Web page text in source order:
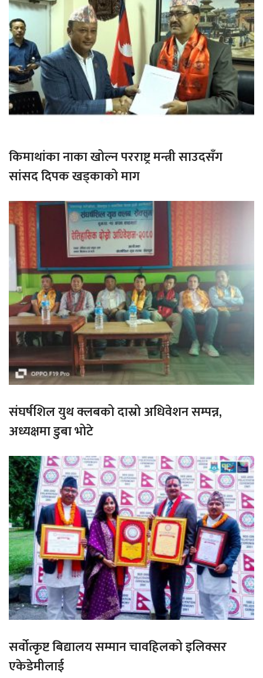
किमाथांका नाका खोल्न परराष्ट्र मन्त्री साउदसँग
सांसद दिपक खड्काको माग
संघर्षशिल युथ क्लबको दास्रो अधिवेशन सम्पन्न,
अध्यक्षमा डुबा भोटे
सर्वोत्कृष्ट बिद्यालय सम्मान चावहिलको इलिक्सर
एकेडेमीलाई